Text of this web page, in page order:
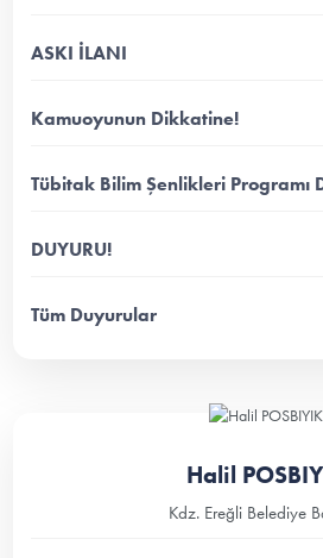
ASKI İLANI
Kamuoyunun Dikkatine!
Tübitak Bilim Şenlikleri Programı
DUYURU!
Tüm Duyurular
Halil
Kdz. Ereğli Belediye